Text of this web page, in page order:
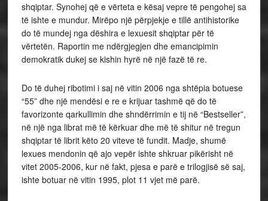
shqiptar. Synohej që e vërteta e kësaj vepre të pengohej sa
të ishte e mundur. Mirëpo një përpjekje e tillë antihistorike
do të mundej nga dëshira e lexuesit shqiptar për të
vërtetën. Raportin me ndërgjegjen dhe emancipimin
demokratik dukej se kishin hyrë në një fazë të re.
Do të duhej ribotimi i saj në vitin 2006 nga shtëpia botuese
“55” dhe një mendësi e re e krijuar tashmë që do të
favorizonte qarkullimin dhe shndërrimin e tij në “Bestseller”,
në një nga librat më të kërkuar dhe më të shitur në tregun
shqiptar të librit këto 20 viteve të fundit. Madje, shumë
lexues mendonin që ajo vepër ishte shkruar pikërisht në
vitet 2005-2006, kur në fakt, pjesa e parë e trilogjisë së saj,
ishte botuar në vitin 1995, plot 11 vjet më parë.